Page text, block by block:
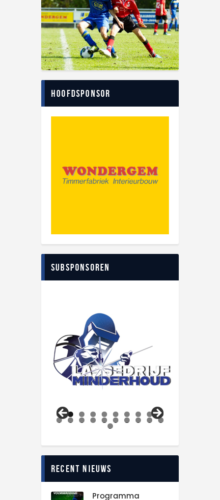
Hoofdsponsor
Subsponsoren
0
1 2 3 4 5 6 7 8 9 0
1
Recent nieuws
Programma